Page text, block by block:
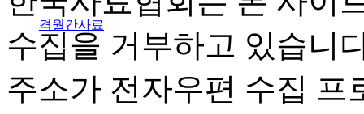
격월간사료
수집을 거부하고 있습니
주소가 전자우편 수집 프